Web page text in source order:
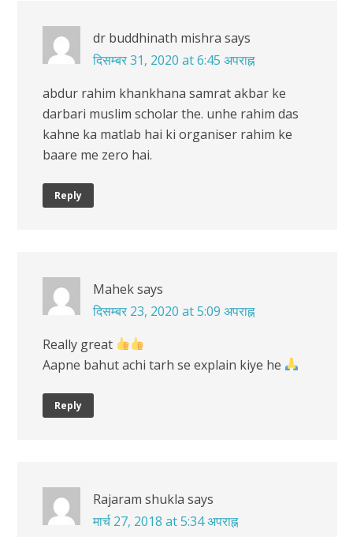
dr buddhinath mishra says
दिसम्बर 31, 2020 at 6:45 अपराह्न
abdur rahim khankhana samrat akbar ke
darbari muslim scholar the. unhe rahim das
kahne ka matlab hai ki organiser rahim ke
baare me zero hai.
Reply
Maheksays
दिसम्बर 23, 2020 at 5:09 अपराह्न
Really great
Aapne bahut achi tarh se explain kiye he
Reply
Rajaram shukla says
मार्च 27, 2018 at 5:34 अपराह्न